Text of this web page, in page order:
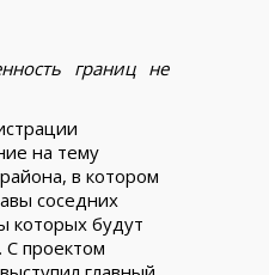
границ не
на тему
в котором
соседних
которых будут
С проектом